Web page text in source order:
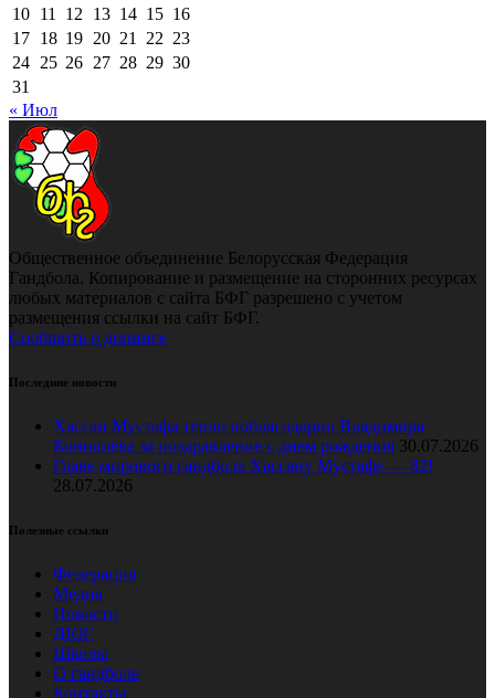
10 11 12 13 14 15 16
17 18 19 20 21 22 23
24 25 26 27 28 29 30
31
« Июл
Общественное объединение Белорусская Федерация
Гандбола. Копирование и размещение на сторонних ресурсах
любых материалов с сайта БФГ разрешено с учетом
размещения ссылки на сайт БФГ.
Сообщить о допинге
Последние новости
Хассан Мустафа тепло поблагодарил Владимира
Коноплёва за поздравление с днем рождения 30.07.2026
Главе мирового гандбола Хассану Мустафе — 82!
28.07.2026
Полезные ссылки
Федерация
Медиа
Новости
ДЮГ
Школы
О гандболе
Контакты